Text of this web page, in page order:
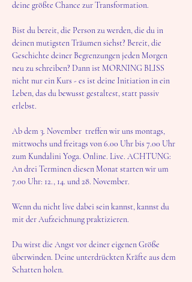
deine größte Chance zur Transformation.
Bist du bereit, die Person zu werden, die du in
deinen mutigsten Träumen siehst? Bereit, die
Geschichte deiner Begrenzungen jeden Morgen
neu zu schreiben? Dann ist MORNING BLISS
nicht nur ein Kurs - es ist deine Initiation in ein
Leben, das du bewusst gestaltest, statt passiv
erlebst.
Ab dem 3. November  treffen wir uns montags,
mittwochs und freitags von 6.00 Uhr bis 7.00 Uhr
zum Kundalini Yoga. Online. Live. ACHTUNG:
An drei Terminen diesen Monat starten wir um
7.00 Uhr: 12., 14. und 28. November.
Wenn du nicht live dabei sein kannst, kannst du
mit der Aufzeichnung praktizieren.
Du wirst die Angst vor deiner eigenen Größe
überwinden. Deine unterdrückten Kräfte aus dem
Schatten holen.